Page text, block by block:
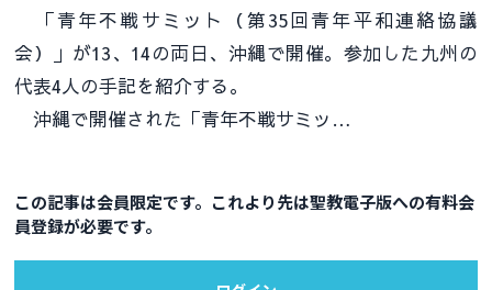
「青年不戦サミット（第35回青年平和連絡協議
会）」が13、14の両日、沖縄で開催。参加した九州の
代表4人の手記を紹介する。
沖縄で開催された「青年不戦サミッ…
この記事は会員限定です。これより先は聖教電子版への有料会
員登録が必要です。